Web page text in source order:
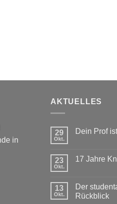
in
AKTUELLES
29
Okt.
Dein Prof
Dein
DJ!
23
Okt.
17 Jahre
17
Jahre
Kneipen
13
Okt.
Der
Rückblick